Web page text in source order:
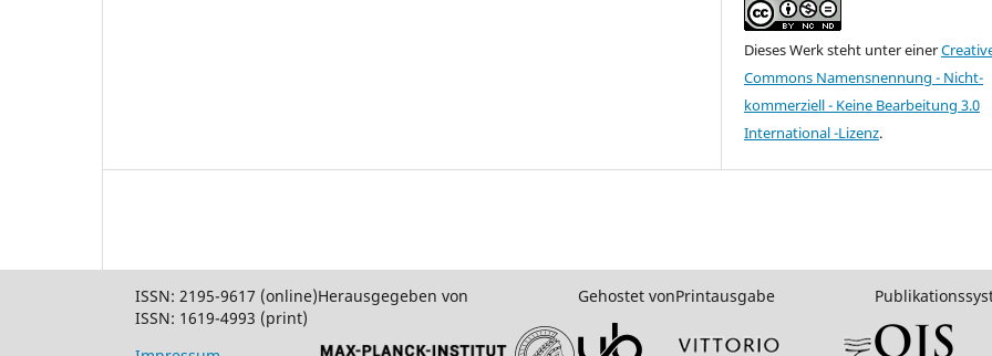
Dieses Werk steht unter einer
Commons Namensnennung - Nicht-
kommerziell - Keine Bearbeitung 3.0
International -Lizenz.
ISSN: 2195-9617 (online)
ISSN: 1619-4993 (print)
Herausgegeben von Gehostet vonPrintausgabe